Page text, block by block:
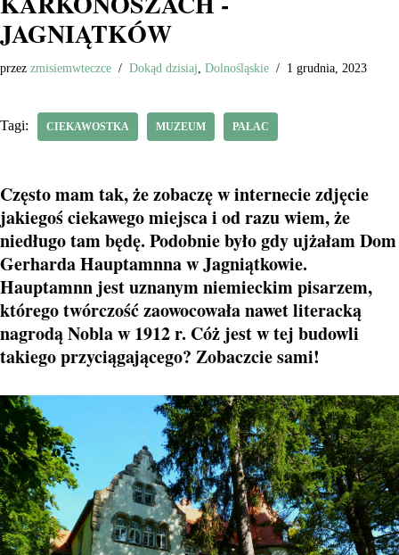
JAGNIĄTKÓW
przez zmisiemwteczce Dokąd dzisiaj Dolnośląskie 1 grudnia, 2023
Tagi: CIEKAWOSTKA MUZEUM PAŁAC
Często mam tak, że zobaczę w internecie zdjęcie
jakiegoś ciekawego miejsca i od razu wiem, że
niedługo tam będę. Podobnie było gdy ujżałam Dom
Gerharda Hauptamnna w Jagniątkowie.
Hauptamnn jest uznanym niemieckim pisarzem,
którego twórczość zaowocowała nawet literacką
nagrodą Nobla w 1912 r. Cóż jest w tej budowli
takiego przyciągającego? Zobaczcie sami!